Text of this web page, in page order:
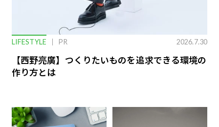
LIFESTYLE PR 2026.7.30
【西野亮廣】つくりたいものを追求できる環境の
作り方とは